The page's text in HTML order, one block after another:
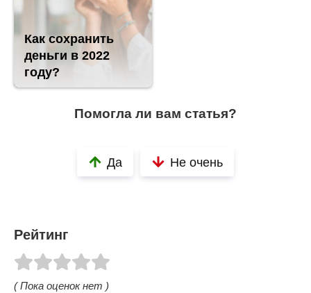
Как сохранить
деньги в 2022
году?
Помогла ли вам статья?
Да Не очень
Рейтинг
( Пока оценок нет )